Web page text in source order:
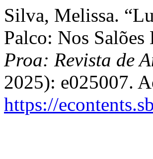
Silva, Melissa.
Palco: Nos
Proa: Revista de
2025): e025007.
https://